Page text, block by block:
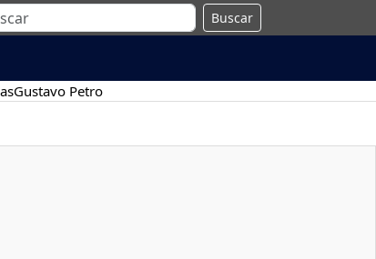
Buscar
Gustavo Petro